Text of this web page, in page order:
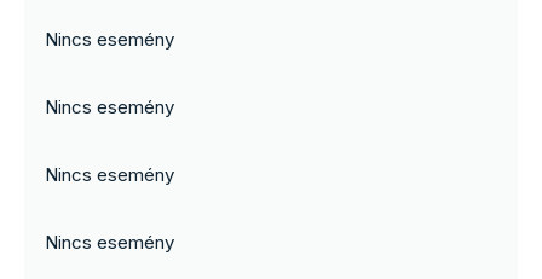
Nincs esemény
Nincs esemény
Nincs esemény
Nincs esemény